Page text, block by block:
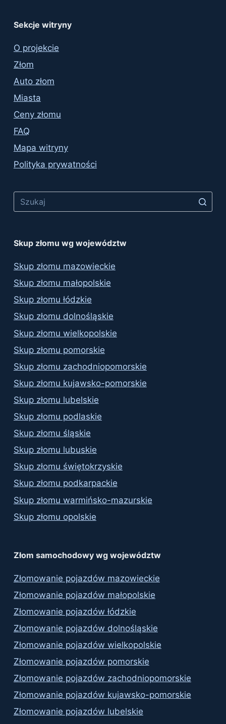
Sekcje witryny
O projekcie
Złom
Auto złom
Miasta
Ceny złomu
FAQ
Mapa witryny
Polityka prywatności
Skup złomu wg województw
Skup złomu mazowieckie
Skup złomu małopolskie
Skup złomu łódzkie
Skup złomu dolnośląskie
Skup złomu wielkopolskie
Skup złomu pomorskie
Skup złomu zachodniopomorskie
Skup złomu kujawsko-pomorskie
Skup złomu lubelskie
Skup złomu podlaskie
Skup złomu śląskie
Skup złomu lubuskie
Skup złomu świętokrzyskie
Skup złomu podkarpackie
Skup złomu warmińsko-mazurskie
Skup złomu opolskie
Złom samochodowy wg województw
Złomowanie pojazdów mazowieckie
Złomowanie pojazdów małopolskie
Złomowanie pojazdów łódzkie
Złomowanie pojazdów dolnośląskie
Złomowanie pojazdów wielkopolskie
Złomowanie pojazdów pomorskie
Złomowanie pojazdów zachodniopomorskie
Złomowanie pojazdów kujawsko-pomorskie
Złomowanie pojazdów lubelskie